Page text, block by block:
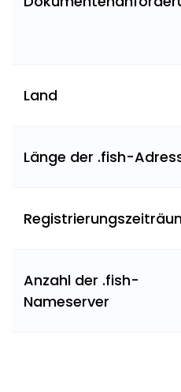
Land
Länge der .fish-
Anzahl der .fish-
Nameserver